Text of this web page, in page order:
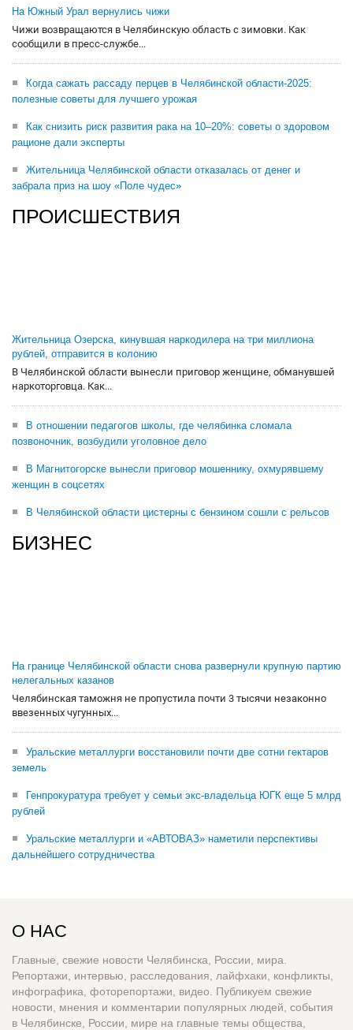
На Южный Урал вернулись чижи
Чижи возвращаются в Челябинскую область с зимовки. Как
сообщили в пресс-службе...
Когда сажать рассаду перцев в Челябинской области-2025:
полезные советы для лучшего урожая
Как снизить риск развития рака на 10–20%: советы о здоровом
рационе дали эксперты
Жительница Челябинской области отказалась от денег и
забрала приз на шоу «Поле чудес»
ПРОИСШЕСТВИЯ
Жительница Озерска, кинувшая наркодилера на три миллиона
рублей, отправится в колонию
В Челябинской области вынесли приговор женщине, обманувшей
наркоторговца. Как...
В отношении педагогов школы, где челябинка сломала
позвоночник, возбудили уголовное дело
В Магнитогорске вынесли приговор мошеннику, охмурявшему
женщин в соцсетях
В Челябинской области цистерны с бензином сошли с рельсов
БИЗНЕС
На границе Челябинской области снова развернули крупную партию
нелегальных казанов
Челябинская таможня не пропустила почти 3 тысячи незаконно
ввезенных чугунных...
Уральские металлурги восстановили почти две сотни гектаров
земель
Генпрокуратура требует у семьи экс-владельца ЮГК еще 5 млрд
рублей
Уральские металлурги и «АВТОВАЗ» наметили перспективы
дальнейшего сотрудничества
О НАС
Главные, свежие новости Челябинска, России, мира.
Репортажи, интервью, расследования, лайфхаки, конфликты,
инфографика, фоторепортажи, видео. Публикуем свежие
новости, мнения и комментарии популярных людей, события
в Челябинске, России, мире на главные темы общества,